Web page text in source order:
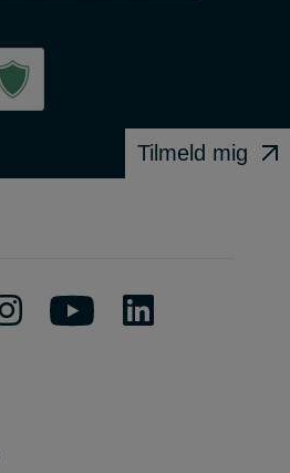
Tilmeld mig